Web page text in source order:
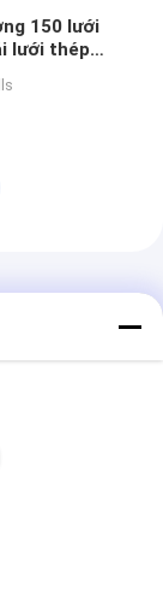
150 lưới
lưới thép